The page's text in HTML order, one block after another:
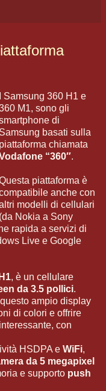
I Samsung 360 H1 e
M1, sono gli
di
Samsung basati sulla
piattaforma chiamata
“360″.
piattaforma è
anche con
modelli di cellulari
(da Nokia a Sony
rapida a servizi di
Live e Google
, è un cellulare
da 3.5 pollici.
ampio display
di colori e offrire
con
HSDPA e WiFi,
da 5 megapixel
e supporto push